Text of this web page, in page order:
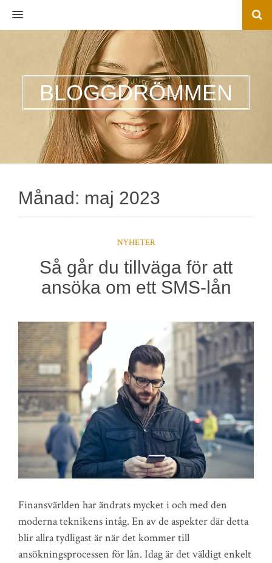
MENU
BLOGGDRÖMMEN
Månad: maj 2023
NYHETER
Så går du tillväga för att
ansöka om ett SMS-lån
Finansvärlden har ändrats mycket i och med den
moderna teknikens intåg. En av de aspekter där detta
blir allra tydligast är när det kommer till
ansökningsprocessen för lån. Idag är det väldigt enkelt